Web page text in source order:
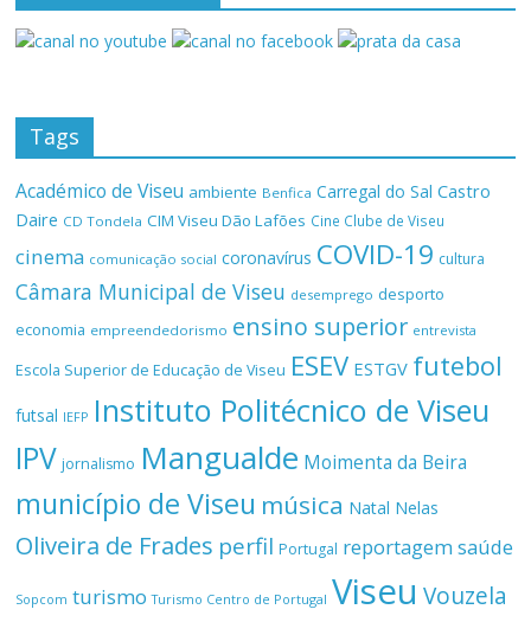
Tags
Académico de Viseu ambiente Benfica Carregal do Sal Castro
Daire CD Tondela CIM Viseu Dão Lafões Cine Clube de Viseu
cinema comunicação social coronavírus COVID-19 cultura
Câmara Municipal de Viseu desemprego desporto
economia empreendedorismo ensino superior entrevista
Escola Superior de Educação de Viseu ESEV ESTGV futebol
futsal IEFP Instituto Politécnico de Viseu
IPV jornalismo Mangualde Moimenta da Beira
município de Viseu música Natal Nelas
Oliveira de Frades perfil Portugal reportagemsaúde
Sopcom turismo Turismo Centro de Portugal Viseu Vouzela